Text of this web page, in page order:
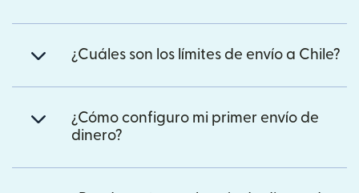
¿Cuáles son los límites de envío a Chile?
¿Cómo configuro mi primer envío de
dinero?